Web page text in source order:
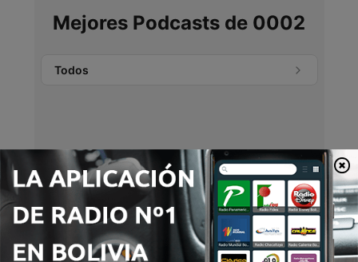
Mejores Podcasts de 0002
Todos
No se encontraron podcasts.